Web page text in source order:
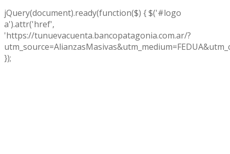
jQuery(document).ready(function($) { $('#logo
a').attr('href',
'https://tunuevacuenta.bancopatagonia.com.ar/?
});